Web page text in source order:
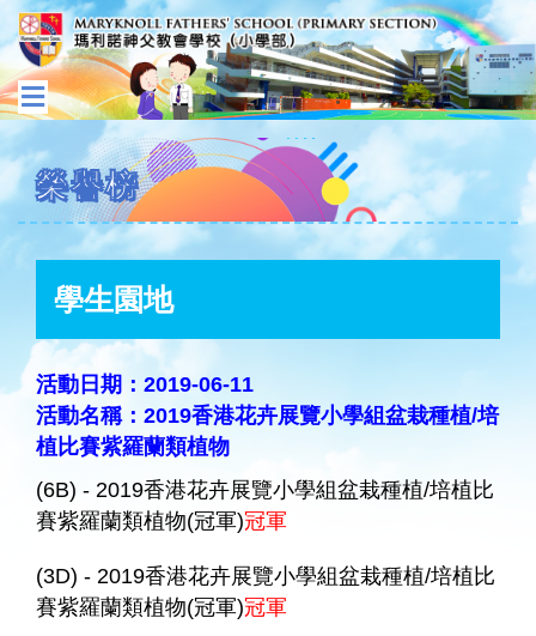
榮譽榜
學生園地
活動日期：2019-06-11
活動名稱：2019香港花卉展覽小學組盆栽種植/培
植比賽紫羅蘭類植物
(6B) - 2019香港花卉展覽小學組盆栽種植/培植比
賽紫羅蘭類植物(冠軍)冠軍
(3D) - 2019香港花卉展覽小學組盆栽種植/培植比
賽紫羅蘭類植物(冠軍)冠軍